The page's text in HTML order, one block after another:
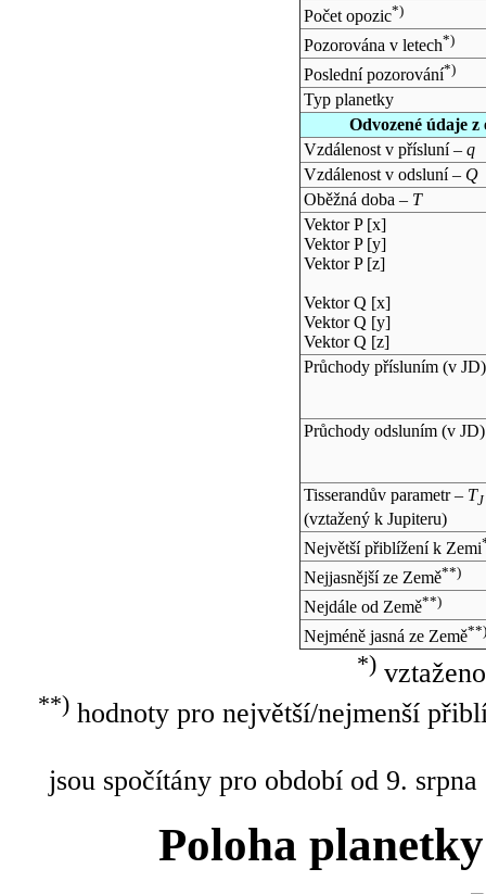
Počet opozic*)
Pozorována v letech*)
Poslední pozorování*)
Typ planetky
Odvozené údaje
Vzdálenost v přísluní – q
Vzdálenost v odsluní – Q
Oběžná doba – T
Vektor P [x]
Vektor P [y]
Vektor P [z]
Vektor Q [x]
Vektor Q [y]
Vektor Q [z]
Průchody přísluním (v JD)
Průchody odsluním (v JD)
Tisserandův parametr – TJ
(vztažený k Jupiteru)
Největší přiblížení k Zemi
Nejjasnější ze Země**)
Nejdále od Země**)
Nejméně jasná ze Země**)
*)
**)hodnoty pro největší/nejmenší
jsou spočítány pro období od 9.
Poloha